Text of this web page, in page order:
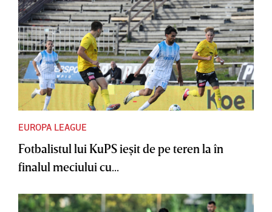
EUROPA LEAGUE
Fotbalistul lui KuPS ieşit de pe teren la în
finalul meciului cu...